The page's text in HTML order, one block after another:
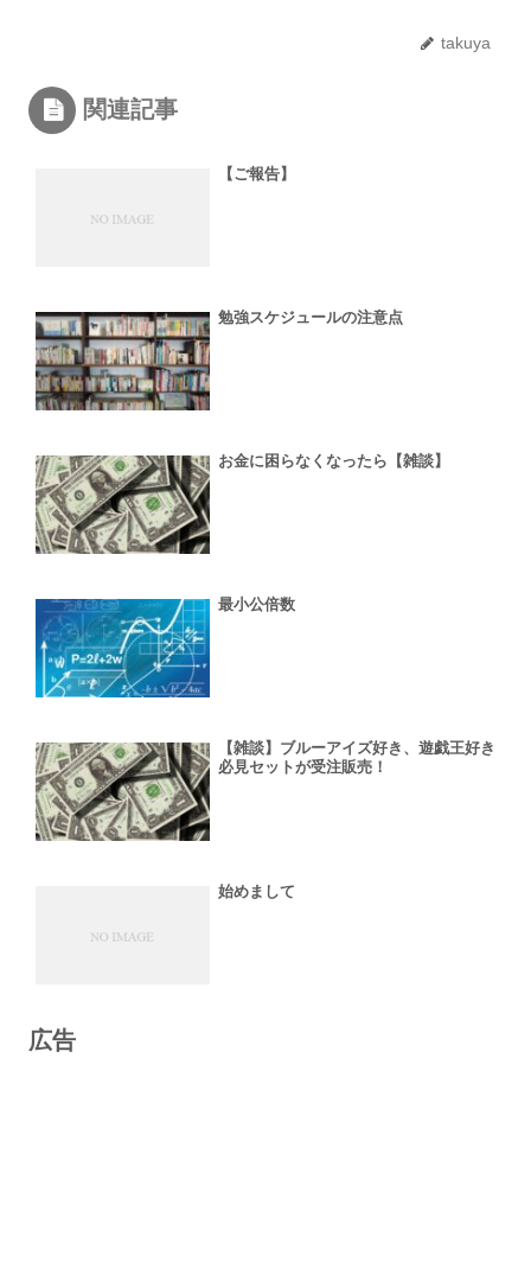
takuya
関連記事
【ご報告】
勉強スケジュールの注意点
お金に困らなくなったら【雑談】
最小公倍数
【雑談】ブルーアイズ好き、遊戯王好き
必見セットが受注販売！
始めまして
広告